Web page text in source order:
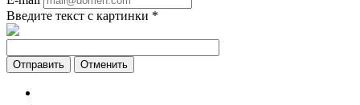
Введите текст с картинки *
Отменить